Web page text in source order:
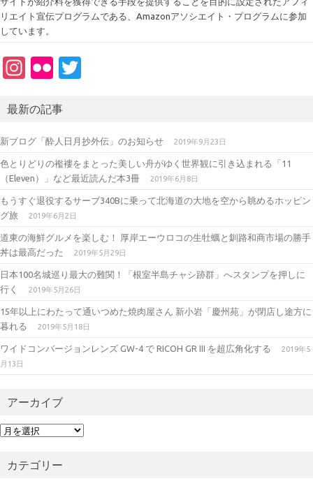
リエイト宣伝プログラムである、Amazonアソシエイト・プログラムに参加
しています。
In
a
gr
a
m
Fl
kr
te
r
最新の記事
新ブログ「酔人日月抄外伝」のお知らせ 2019年9月23日
色とりどりの襤褸をまとった美しい舟がゆく世界観に引き込まれる「11
（Eleven）」など最近読んだ本3冊
2019年6月8日
もうすぐ退役するサーブ340Bに乗って北海道の大地を空から眺めるホッピン
グ旅
2019年6月2日
道東の海鮮グルメを楽しむ！ 厚岸エーウロコの生牡蠣と釧路和商市場の勝手
丼は最高だった
2019年5月29日
日本100名城巡り最大の難関！「根室半島チャシ跡群」へスタンプを押しに
行く
2019年5月26日
15年以上にわたって通いつめた焼肉屋さん 新小岩「慶州苑」が閉店し途方に
暮れる
2019年5月18日
ワイドコンバージョンレンズ GW-4 で RICOH GR III を超広角化する
2019年5
月13日
アーカイブ
ア
イカテゴリー